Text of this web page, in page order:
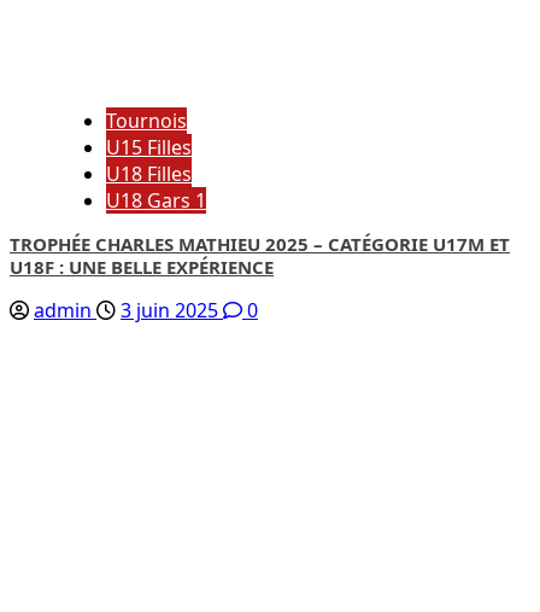
Tournois
U15 Filles
U18 Filles
U18 Gars 1
TROPHÉE CHARLES MATHIEU 2025 – CATÉGORIE U17M ET
U18F : UNE BELLE EXPÉRIENCE
admin 3 juin 2025 0